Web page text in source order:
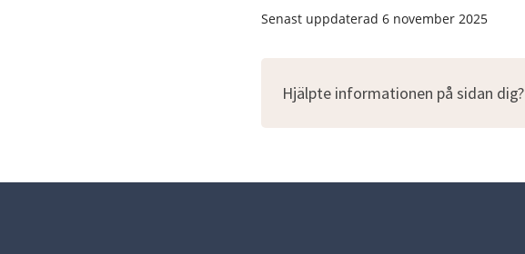
Senast uppdaterad 6 november 2025
Hjälpte informationen på sidan dig?